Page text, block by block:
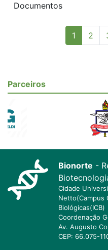
Documentos
1 (current)
2
Parceiros
Bionorte -
Cidade
Netto(Campus
Biológicas(ICB)
Coordenação
Av. Augusto
CEP: 66.075-